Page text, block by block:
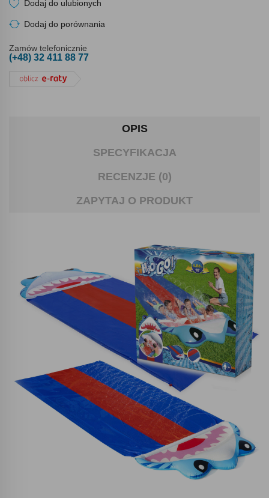
Dodaj do ulubionych
Dodaj do porównania
Zamów telefonicznie
(+48) 32 411 88 77
OPIS
SPECYFIKACJA
RECENZJE (0)
ZAPYTAJ O PRODUKT